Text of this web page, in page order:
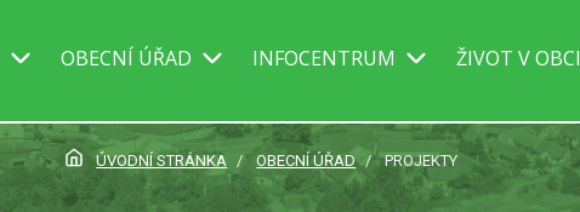
OBECNÍ ÚŘAD INFOCENTRUM ŽIVOT V OBCI
ÚVODNÍ STRÁNKA OBECNÍ ÚŘAD PROJEKTY